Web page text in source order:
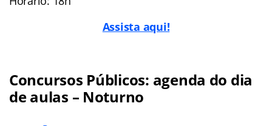
Assista aqui!
Concursos Públicos: agenda do dia
de aulas – Noturno